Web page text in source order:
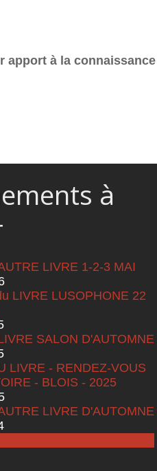
à la
à
LIVRE 1-2-3 MAI
LIVRE LUSOPHONE 22
SALON D'AUTOMNE
LIVRE - RENDEZ-VOUS
- BLOIS - 2025
LIVRE D'AUTOMNE